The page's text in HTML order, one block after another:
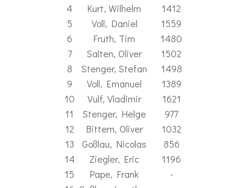
4
Kurt, Wilhelm
1412
5
Voll, Daniel
1559
6
Fruth, Tim
1480
7
Salten, Oliver
1502
8
Stenger, Stefan
1498
9
Voll, Emanuel
1389
10
Vulf, Vladimir
1621
11
Stenger, Helge
977
12
Bittern, Oliver
1032
13
Goßlau, Nicolas
856
14
Ziegler, Eric
1196
15
Pape, Frank
-